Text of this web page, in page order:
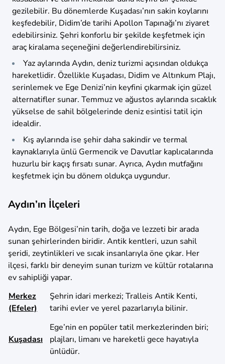
gezilebilir. Bu dönemlerde Kuşadası’nın sakin koylarını
keşfedebilir, Didim’de tarihi Apollon Tapınağı’nı ziyaret
edebilirsiniz. Şehri konforlu bir şekilde keşfetmek için
araç kiralama seçeneğini değerlendirebilirsiniz.
Yaz aylarında Aydın, deniz turizmi açısından oldukça
hareketlidir. Özellikle Kuşadası, Didim ve Altınkum Plajı,
serinlemek ve Ege Denizi’nin keyfini çıkarmak için güzel
alternatifler sunar. Temmuz ve ağustos aylarında sıcaklık
yükselse de sahil bölgelerinde deniz esintisi tatil için
idealdir.
Kış aylarında ise şehir daha sakindir ve termal
kaynaklarıyla ünlü Germencik ve Davutlar kaplıcalarında
huzurlu bir kaçış fırsatı sunar. Ayrıca, Aydın mutfağını
keşfetmek için bu dönem oldukça uygundur.
Aydın’ın İlçeleri
Aydın, Ege Bölgesi’nin tarih, doğa ve lezzeti bir arada
sunan şehirlerinden biridir. Antik kentleri, uzun sahil
şeridi, zeytinlikleri ve sıcak insanlarıyla öne çıkar. Her
ilçesi, farklı bir deneyim sunan turizm ve kültür rotalarına
ev sahipliği yapar.
Merkez
(Efeler)
Şehrin idari merkezi; Tralleis Antik Kenti,
tarihi evler ve yerel pazarlarıyla bilinir.
Kuşadası
Ege’nin en popüler tatil merkezlerinden biri;
plajları, limanı ve hareketli gece hayatıyla
ünlüdür.